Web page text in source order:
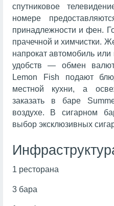
спутниковое
номере
принадлежности и фен.
прачечной и химчистки.
напрокат автомобиль
удобств — обмен
Lemon Fish подают
местной кухни, а
заказать в баре
воздухе. В сигарном
выбор эксклюзивных
1 ресторана
3 бара